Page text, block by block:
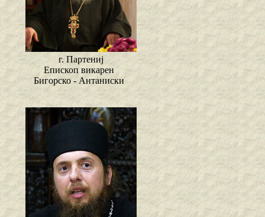
г. Партениј
Епископ викарен
Бигорско - Антаниски